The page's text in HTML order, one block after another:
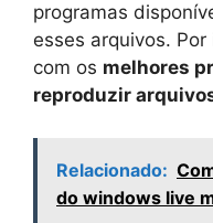
programas
esses arquivos.
com os melhores
reproduzir
Relacionado:
do windows live